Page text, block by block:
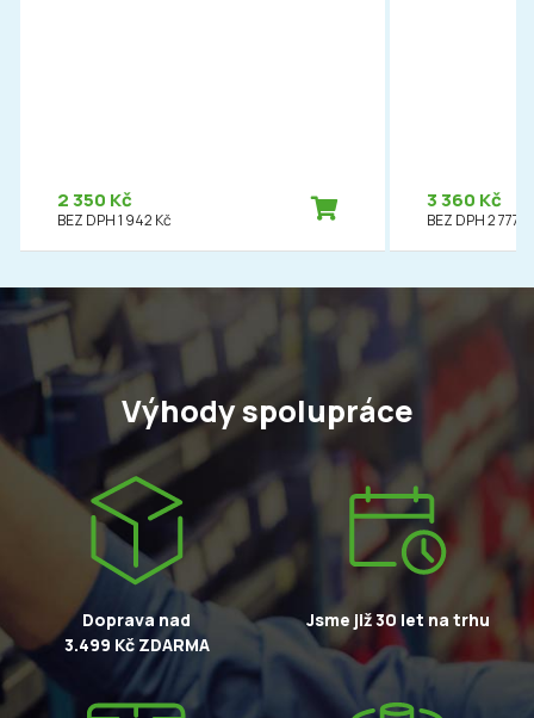
2 350 Kč
BEZ DPH 1 942 Kč
3 360 Kč
BEZ DPH 2 777
Výhody spolupráce
Doprava nad
3.499 Kč ZDARMA
Jsme již 30 let na trhu